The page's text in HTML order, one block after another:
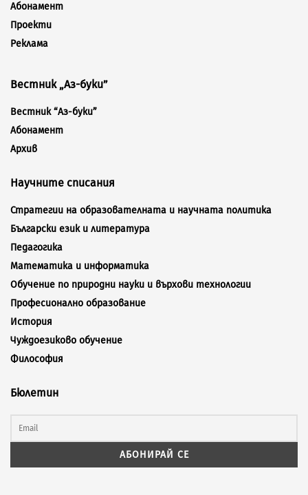
Абонамент
Проекти
Реклама
Вестник „Аз-буки”
Вестник “Аз-буки”
Абонамент
Архив
Научните списания
Стратегии на образователната и научната политика
Български език и литература
Педагогика
Математика и информатика
Обучение по природни науки и върхови технологии
Професионално образование
История
Чуждоезиково обучение
Философия
Бюлетин